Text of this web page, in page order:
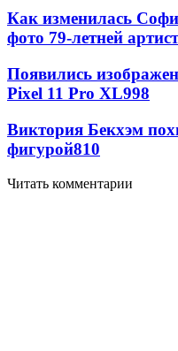
Как изменилась
фото 79-летней
Появились
Pixel 11 Pro XL998
Виктория Бекхэм
фигурой810
Читать комментарии